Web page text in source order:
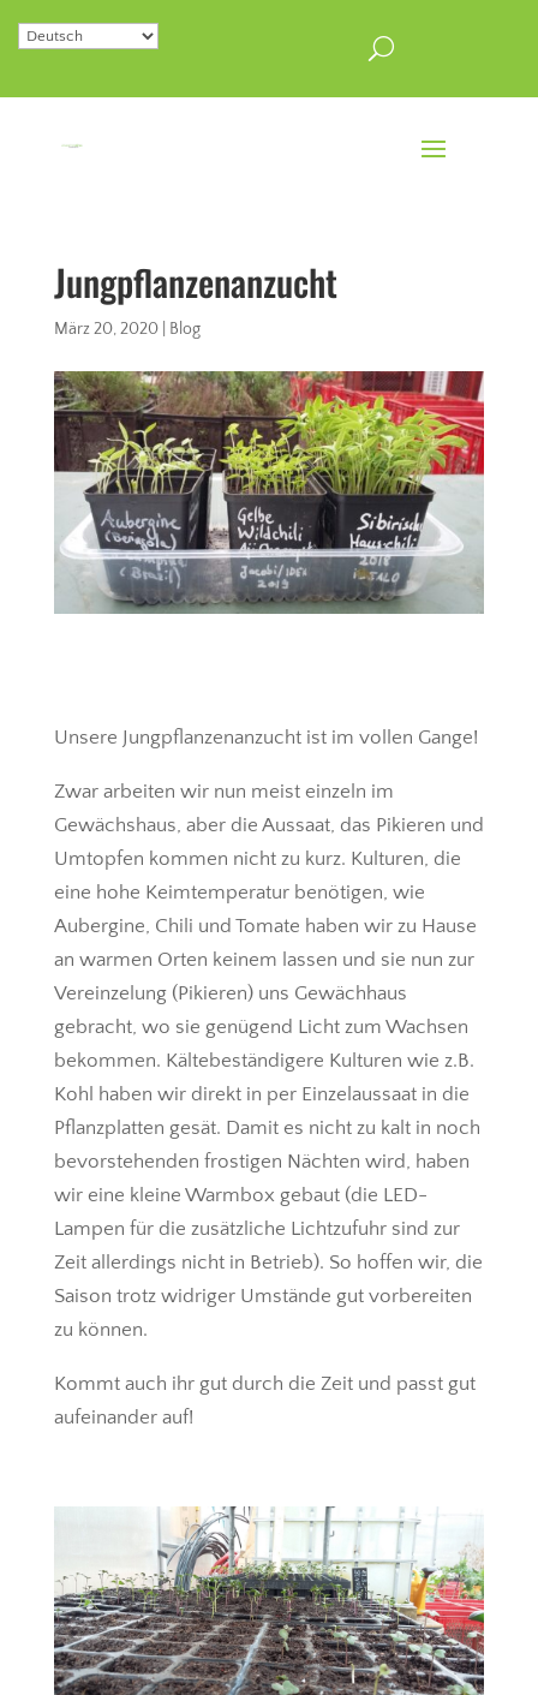
Jungpflanzenanzucht
März 20, 2020| Blog
Unsere Jungpflanzenanzucht ist im vollen Gange!
Zwar arbeiten wir nun meist einzeln im
Gewächshaus, aber die Aussaat, das Pikieren und
Umtopfen kommen nicht zu kurz. Kulturen, die
eine hohe Keimtemperatur benötigen, wie
Aubergine, Chili und Tomate haben wir zu Hause
an warmen Orten keinem lassen und sie nun zur
Vereinzelung (Pikieren) uns Gewächhaus
gebracht, wo sie genügend Licht zum Wachsen
bekommen. Kältebeständigere Kulturen wie z.B.
Kohl haben wir direkt in per Einzelaussaat in die
Pflanzplatten gesät. Damit es nicht zu kalt in noch
bevorstehenden frostigen Nächten wird, haben
wir eine kleine Warmbox gebaut (die LED-
Lampen für die zusätzliche Lichtzufuhr sind zur
Zeit allerdings nicht in Betrieb). So hoffen wir, die
Saison trotz widriger Umstände gut vorbereiten
zu können.
Kommt auch ihr gut durch die Zeit und passt gut
aufeinander auf!